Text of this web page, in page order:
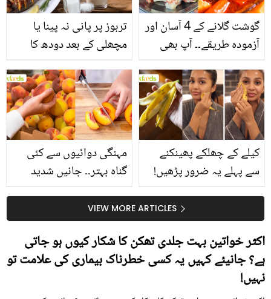
تربوز پر پانی نہ پینا یا
مچھلی کے بعد دودھ کا
سے متعلق غلط فہمیوں کی
حقیقت کیا ہے اور افواہ
کیا؟
گوشت گلانے کے 4 آسان اور
آزمودہ طریقے۔۔ آپ بھی
بتائے راز
مہنگی دوائیوں سے کئی
گناہ بہتر۔۔ جانیں شدید
کیوں کھانا چاہیے؟
کیلے کے چھلکے پھینکنے
سے پہلے یہ ضرور پڑھیں!
سستا اور قدرتی حلVIEW MORE ARTICLES
اکثر خواتین بہت جلدی تھکن کا شکار کیوں ہو جاتی
ہے؟ جانیئے کہیں یہ کسی خطرناک بیماری کی علامت تو
نہیں!